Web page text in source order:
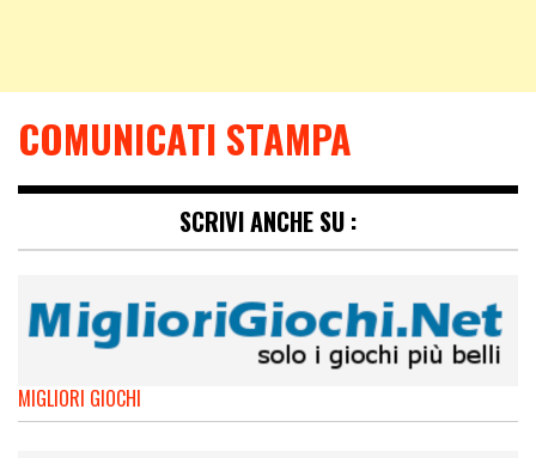
COMUNICATI STAMPA
SCRIVI ANCHE SU :
MIGLIORI GIOCHI